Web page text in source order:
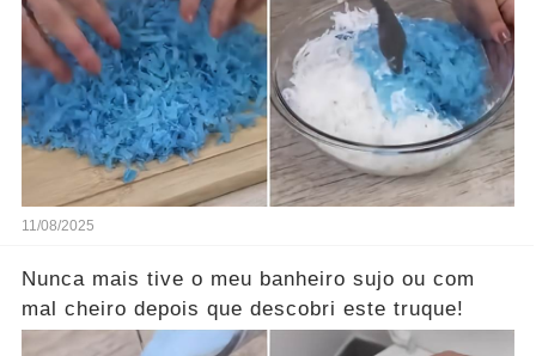
11/08/2025
Nunca mais tive o meu banheiro sujo ou com
mal cheiro depois que descobri este truque!